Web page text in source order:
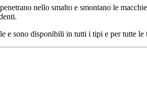
nello smalto e smontano le
e sono disponibili in tutti i tipi e per tutte le